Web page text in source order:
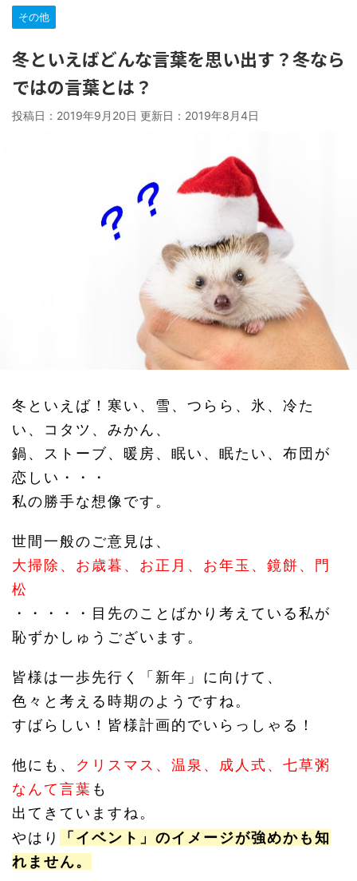
その他
冬といえばどんな言葉を思い出す？冬なら
ではの言葉とは？
投稿日：2019年9月20日 更新日： 2019年8月4日
冬といえば！寒い、雪、つらら、氷、冷た
い、コタツ、みかん、
鍋、ストーブ、暖房、眠い、眠たい、布団が
恋しい・・・
私の勝手な想像です。
世間一般のご意見は、
大掃除、お歳暮、お正月、お年玉、鏡餅、門
松
・・・・・目先のことばかり考えている私が
恥ずかしゅうございます。
皆様は一歩先行く「新年」に向けて、
色々と考える時期のようですね。
すばらしい！皆様計画的でいらっしゃる！
他にも、 クリスマス、温泉、成人式、七草粥
なんて言葉 も
出てきていますね。
やはり
「イベント」のイメージが強めかも知
れません。